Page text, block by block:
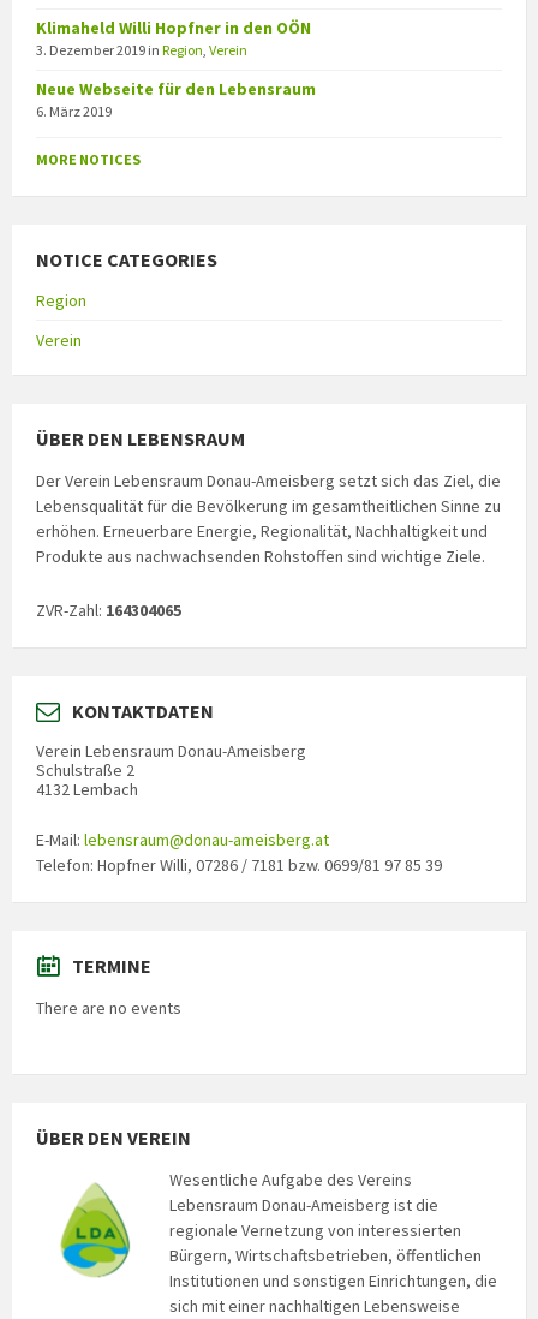
Klimaheld Willi Hopfner in den OÖN
3. Dezember 2019 in Region, Verein
Neue Webseite für den Lebensraum
6. März 2019
MORE NOTICES
NOTICE CATEGORIES
Region
Verein
ÜBER DEN LEBENSRAUM
Der Verein Lebensraum Donau-Ameisberg setzt sich das Ziel, die
Lebensqualität für die Bevölkerung im gesamtheitlichen Sinne zu
erhöhen. Erneuerbare Energie, Regionalität, Nachhaltigkeit und
Produkte aus nachwachsenden Rohstoffen sind wichtige Ziele.
ZVR-Zahl: 164304065
KONTAKTDATEN
Verein Lebensraum Donau-Ameisberg
Schulstraße 2
4132 Lembach
E-Mail: lebensraum@donau-ameisberg.at
Telefon: Hopfner Willi, 07286 / 7181 bzw. 0699/81 97 85 39
TERMINE
There are no events
ÜBER DEN VEREIN
Wesentliche Aufgabe des Vereins
Lebensraum Donau-Ameisberg ist die
regionale Vernetzung von interessierten
Bürgern, Wirtschaftsbetrieben, öffentlichen
Institutionen und sonstigen Einrichtungen, die
sich mit einer nachhaltigen Lebensweise